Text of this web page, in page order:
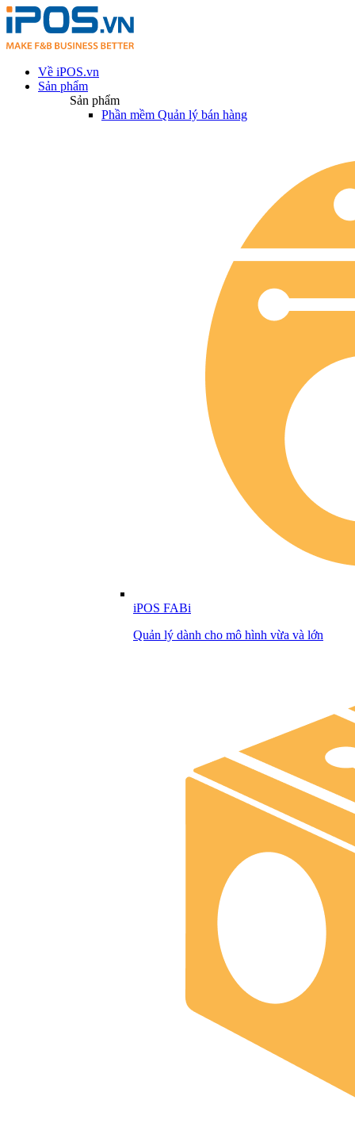
Về iPOS.vn
Sản phẩm
Sản phẩm
Phần mềm Quản lý bán hàng
iPOS FABi
Quản lý dành cho mô hình vừa và lớn